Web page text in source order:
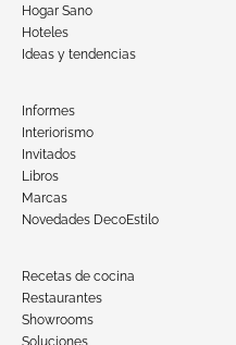
Hogar Sano
Hoteles
Ideas y tendencias
Informes
Interiorismo
Invitados
Libros
Marcas
Novedades DecoEstilo
Recetas de cocina
Restaurantes
Showrooms
Soluciones